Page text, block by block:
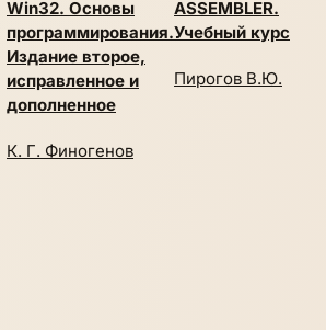
Win32. Основы
программирования.
Издание второе,
исправленное и
дополненное
К. Г. Финогенов
ASSEMBLER.
Учебный курс
Пирогов В.Ю.